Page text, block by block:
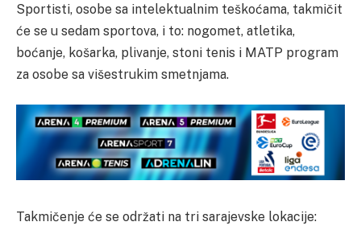
Sportisti, osobe sa intelektualnim teškoćama, takmičit
će se u sedam sportova, i to: nogomet, atletika,
boćanje, košarka, plivanje, stoni tenis i MATP program
za osobe sa višestrukim smetnjama.
Takmičenje će se održati na tri sarajevske lokacije: